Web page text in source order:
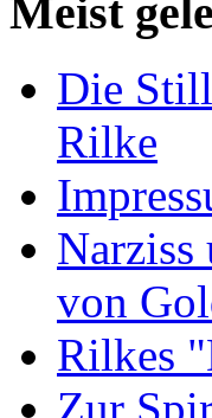
Meist
Die
Rilke
von
Rilkes